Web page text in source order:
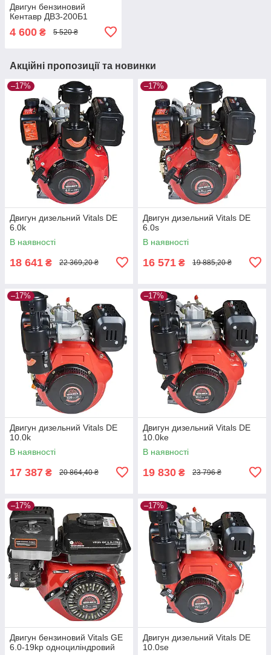
Двигун бензиновий
Кентавр ДВЗ-200Б1
4 600 ₴ 5 520 ₴
Акційні пропозиції та новинки
–17%
Двигун дизельний Vitals DE
6.0k
В наявності
18 641 ₴ 22 369,20 ₴
–17%
Двигун дизельний Vitals DE
6.0s
В наявності
16 571 ₴ 19 885,20 ₴
–17%
Двигун дизельний Vitals DE
10.0k
В наявності
17 387 ₴ 20 864,40 ₴
–17%
Двигун дизельний Vitals DE
10.0ke
В наявності
19 830 ₴ 23 796 ₴
–17%
Двигун бензиновий Vitals GE
6.0-19kp одноциліндровий
–17%
Двигун дизельний Vitals DE
10.0se